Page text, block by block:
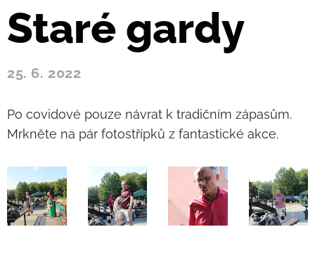
Staré gardy
25. 6. 2022
Po covidové pouze návrat k tradičním zápasům.
Mrkněte na pár fotostřípků z fantastické akce.